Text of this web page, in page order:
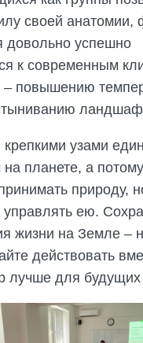
своей анатомии,
довольно успешно
к современным
– повышению
узами
планете, а
природу,
управлять ею.
жизни на Земле –
действовать
лучше для будущих